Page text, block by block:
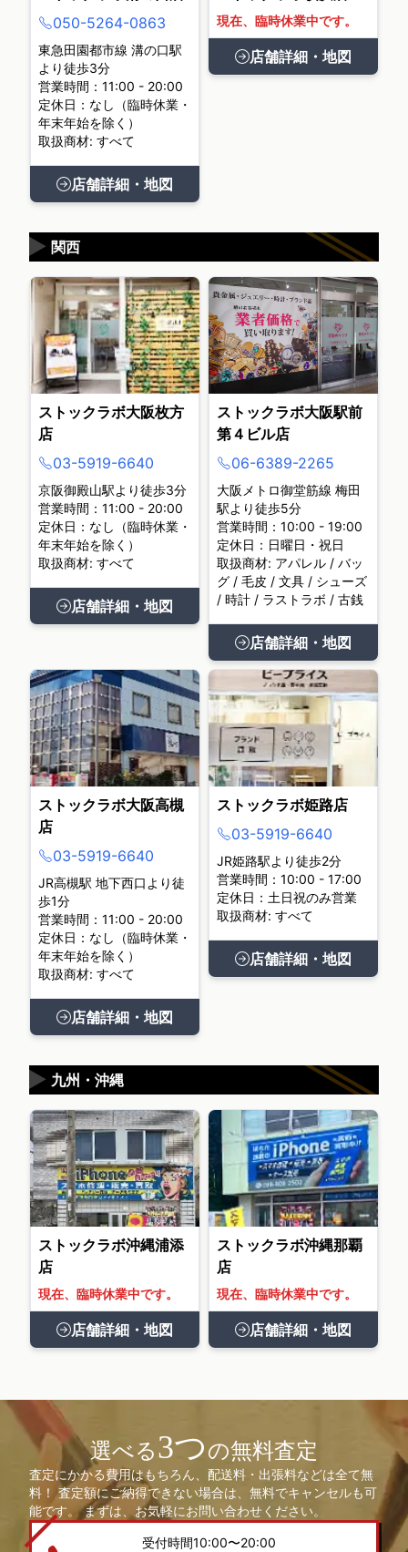
050-5264-0863
東急田園都市線 溝の口駅
より徒歩3分
営業時間：11:00 - 20:00
定休日：なし（臨時休業・
年末年始を除く）
取扱商材: すべて
店舗詳細・地図
現在、臨時休業中です。
店舗詳細・地図
関西
▶
ストックラボ大阪枚方
店
03-5919-6640
京阪御殿山駅より徒歩3分
営業時間：11:00 - 20:00
定休日：なし（臨時休業・
年末年始を除く）
取扱商材: すべて
店舗詳細・地図
ストックラボ大阪駅前
第４ビル店
06-6389-2265
大阪メトロ御堂筋線 梅田
駅より徒歩5分
営業時間：10:00 - 19:00
定休日：日曜日・祝日
取扱商材: アパレル / バッ
グ / 毛皮 / 文具 / シューズ
/ 時計 / ラストラボ / 古銭
店舗詳細・地図
ストックラボ大阪高槻
店
03-5919-6640
JR高槻駅 地下西口より徒
歩1分
営業時間：11:00 - 20:00
定休日：なし（臨時休業・
年末年始を除く）
取扱商材: すべて
店舗詳細・地図
ストックラボ姫路店
03-5919-6640
JR姫路駅より徒歩2分
営業時間：10:00 - 17:00
定休日：土日祝のみ営業
取扱商材: すべて
店舗詳細・地図
九州・沖縄
▶
ストックラボ沖縄浦添
店
現在、臨時休業中です。
店舗詳細・地図
ストックラボ沖縄那覇
店
現在、臨時休業中です。
店舗詳細・地図
選べる3つの無料査定
査定にかかる費用はもちろん、配送料・出張料などは全て無
料！ 査定額にご納得できない場合は、無料でキャンセルも可
能です。 まずは、お気軽にお問い合わせください。
受付時間10:00〜20:00